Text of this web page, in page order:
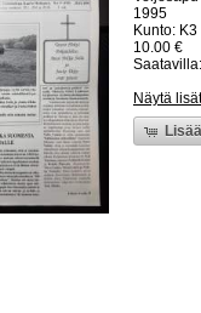
1995
Kunto:
10.00 €
Näytä